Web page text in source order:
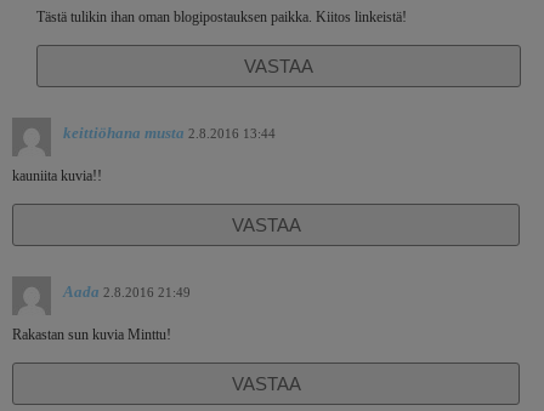
Tästä tulikin ihan oman blogipostauksen paikka. Kiitos linkeistä!
VASTAA
keittiöhana musta 2.8.2016 13:44
kauniita kuvia!!
VASTAA
Aada 2.8.2016 21:49
Rakastan sun kuvia Minttu!
VASTAA